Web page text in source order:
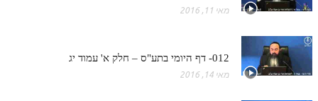
מאי 11, 2016
012- דף היומי בתע"ס – חלק א' עמוד יג
מאי 14, 2016